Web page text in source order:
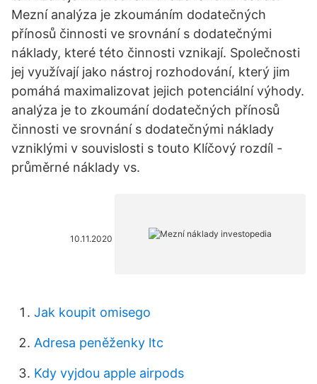
Mezní analýza je zkoumáním dodatečných
přínosů činnosti ve srovnání s dodatečnými
náklady, které této činnosti vznikají. Společnosti
jej využívají jako nástroj rozhodování, který jim
pomáhá maximalizovat jejich potenciální výhody.
analýza je to zkoumání dodatečných přínosů
činnosti ve srovnání s dodatečnými náklady
vzniklými v souvislosti s touto Klíčový rozdíl -
průměrné náklady vs.
10.11.2020
Jak koupit omisego
Adresa peněženky ltc
Kdy vyjdou apple airpods